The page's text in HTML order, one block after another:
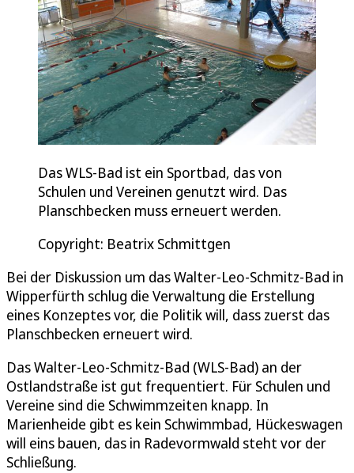
Das WLS-Bad ist ein Sportbad, das von
Schulen und Vereinen genutzt wird. Das
Planschbecken muss erneuert werden.
Copyright: Beatrix Schmittgen
Bei der Diskussion um das Walter-Leo-Schmitz-Bad in
Wipperfürth schlug die Verwaltung die Erstellung
eines Konzeptes vor, die Politik will, dass zuerst das
Planschbecken erneuert wird.
Das Walter-Leo-Schmitz-Bad (WLS-Bad) an der
Ostlandstraße ist gut frequentiert. Für Schulen und
Vereine sind die Schwimmzeiten knapp. In
Marienheide gibt es kein Schwimmbad, Hückeswagen
will eins bauen, das in Radevormwald steht vor der
Schließung.